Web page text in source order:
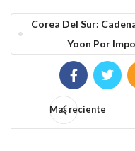
Corea Del Sur:
Yoon Por
Mas reciente